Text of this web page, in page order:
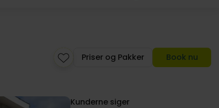
Priser og Pakker
Book nu
Kunderne siger